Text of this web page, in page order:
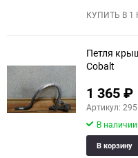
КУПИТЬ В 1
Петля
Cobalt
1 365₽
Артикул:
В наличии
В корзину